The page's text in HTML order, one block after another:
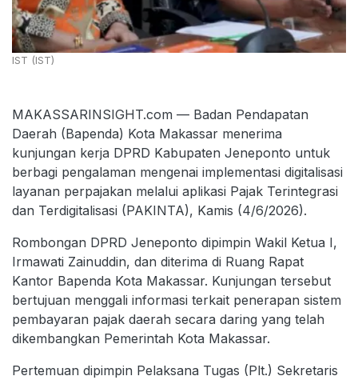
IST (IST)
MAKASSARINSIGHT.com — Badan Pendapatan
Daerah (Bapenda) Kota Makassar menerima
kunjungan kerja DPRD Kabupaten Jeneponto untuk
berbagi pengalaman mengenai implementasi digitalisasi
layanan perpajakan melalui aplikasi Pajak Terintegrasi
dan Terdigitalisasi (PAKINTA), Kamis (4/6/2026).
Rombongan DPRD Jeneponto dipimpin Wakil Ketua I,
Irmawati Zainuddin, dan diterima di Ruang Rapat
Kantor Bapenda Kota Makassar. Kunjungan tersebut
bertujuan menggali informasi terkait penerapan sistem
pembayaran pajak daerah secara daring yang telah
dikembangkan Pemerintah Kota Makassar.
Pertemuan dipimpin Pelaksana Tugas (Plt.) Sekretaris